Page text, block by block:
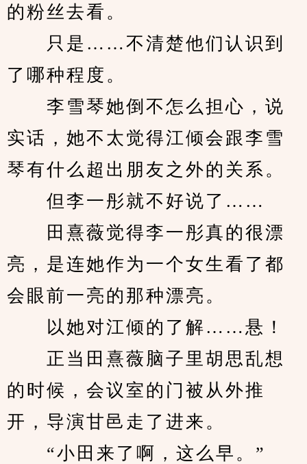
的粉丝去看。
只是……不清楚他们认识到
了哪种程度。
李雪琴她倒不怎么担心，说
实话，她不太觉得江倾会跟李雪
琴有什么超出朋友之外的关系。
但李一彤就不好说了……
田熹薇觉得李一彤真的很漂
亮，是连她作为一个女生看了都
会眼前一亮的那种漂亮。
以她对江倾的了解……悬！
正当田熹薇脑子里胡思乱想
的时候，会议室的门被从外推
开，导演甘邑走了进来。
“小田来了啊，这么早。”